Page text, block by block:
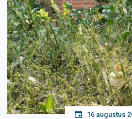
16 augustus